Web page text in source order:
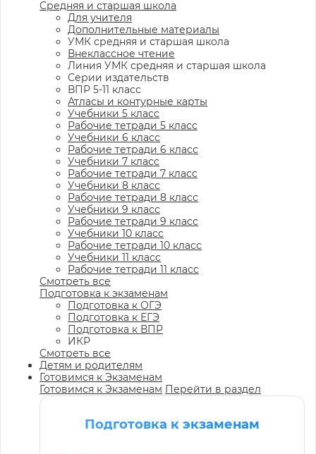
Средняя и старшая школа
Для учителя
Дополнительные материалы
УМК средняя и старшая школа
Внеклассное чтение
Линия УМК средняя и старшая школа
Серии издательств
ВПР 5-11 класс
Атласы и контурные карты
Учебники 5 класс
Рабочие тетради 5 класс
Учебники 6 класс
Рабочие тетради 6 класс
Учебники 7 класс
Рабочие тетради 7 класс
Учебники 8 класс
Рабочие тетради 8 класс
Учебники 9 класс
Рабочие тетради 9 класс
Учебники 10 класс
Рабочие тетради 10 класс
Учебники 11 класс
Рабочие тетради 11 класс
Смотреть все
Подготовка к экзаменам
Подготовка к ОГЭ
Подготовка к ЕГЭ
Подготовка к ВПР
ИКР
Смотреть все
Детям и родителям
Готовимся к Экзаменам
Готовимся к Экзаменам Перейти в раздел
Подготовка к экзаменам